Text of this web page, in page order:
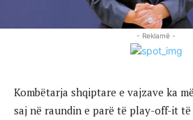
- Reklamë -
Kombëtarja shqiptare e vajzave ka
saj në raundin e parë të play-off-it